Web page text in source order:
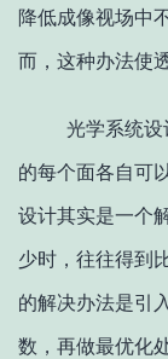
降低成像视场中
而，这种办法使
光学系统
的每个面各自可
设计其实是一个
少时，往往得到
的解决办法是引
数，再做最优化处